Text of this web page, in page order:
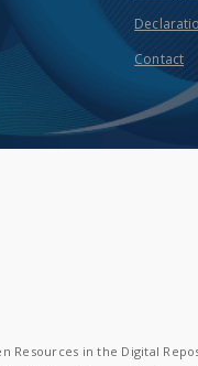
Contact
Resources in the Digital